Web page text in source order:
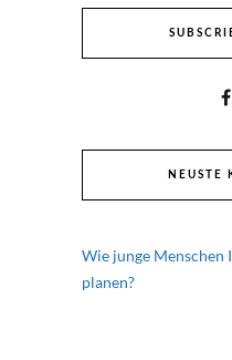
NEUSTE
Wie junge
planen?